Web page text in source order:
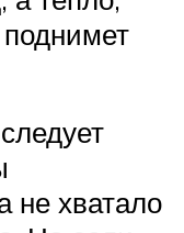
не хватало